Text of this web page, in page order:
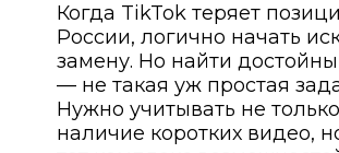
Когда TikTok теряет
России, логично начать
замену. Но найти
— не такая уж простая
Нужно учитывать не только
наличие коротких видео,